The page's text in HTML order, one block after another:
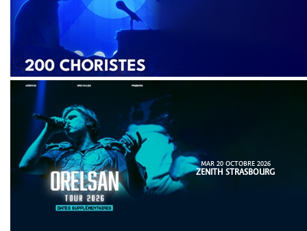
MAR 20 OCTOBRE 2026
ZENITH STRASBOURG